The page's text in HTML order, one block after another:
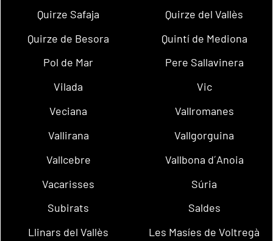
Quirze Safaja
Quirze del Vallès
Quirze de Besora
Quintí de Mediona
Pol de Mar
Pere Sallavinera
Vilada
Vic
Veciana
Vallromanes
Vallirana
Vallgorguina
Vallcebre
Vallbona d´Anoia
Vacarisses
Súria
Subirats
Saldes
Llinars del Vallès
Les Masíes de Voltregà